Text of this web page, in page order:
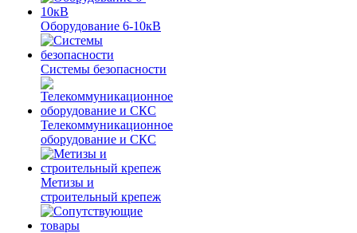
Оборудование 6-10кВ
Системы безопасности
Телекоммуникационное
оборудование и СКС
Метизы и
строительный крепеж